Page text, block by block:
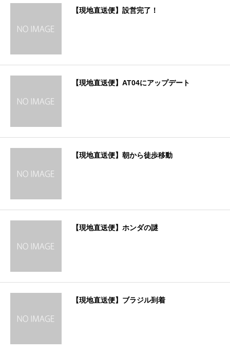
【現地直送便】設営完了！
【現地直送便】AT04にアップデート
【現地直送便】朝から徒歩移動
【現地直送便】ホンダの謎
【現地直送便】ブラジル到着